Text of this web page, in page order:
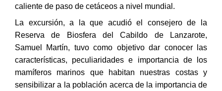
caliente de paso de cetáceos a nivel mundial.
La excursión, a la que acudió el consejero de la
Reserva de Biosfera del Cabildo de Lanzarote,
Samuel Martín, tuvo como objetivo dar conocer las
características, peculiaridades e importancia de los
mamíferos marinos que habitan nuestras costas y
sensibilizar a la población acerca de la importancia de